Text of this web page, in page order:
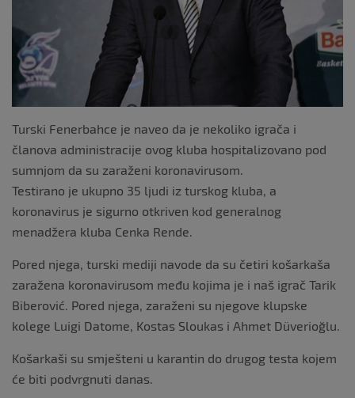
Turski Fenerbahce je naveo da je nekoliko igrača i
članova administracije ovog kluba hospitalizovano pod
sumnjom da su zaraženi koronavirusom.
Testirano je ukupno 35 ljudi iz turskog kluba, a
koronavirus je sigurno otkriven kod generalnog
menadžera kluba Cenka Rende.
Pored njega, turski mediji navode da su četiri košarkaša
zaražena koronavirusom među kojima je i naš igrač Tarik
Biberović. Pored njega, zaraženi su njegove klupske
kolege Luigi Datome, Kostas Sloukas i Ahmet Düverioğlu.
Košarkaši su smješteni u karantin do drugog testa kojem
će biti podvrgnuti danas.